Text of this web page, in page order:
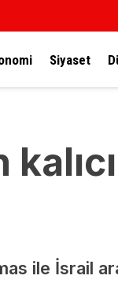
Siyaset
ile İsrail